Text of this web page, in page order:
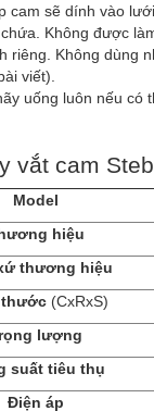
cam sẽ dính vào
Không được
riêng. Không dùng
viết).
uống luôn nếu
vắt cam
Model
hiệu
thương hiệu
thước (CxRxS)
lượng
suất tiêu thụ
Điện áp